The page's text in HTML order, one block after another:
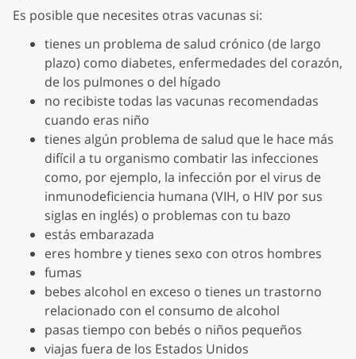
Es posible que necesites otras vacunas si:
tienes un problema de salud crónico (de largo
plazo) como diabetes, enfermedades del corazón,
de los pulmones o del hígado
no recibiste todas las vacunas recomendadas
cuando eras niño
tienes algún problema de salud que le hace más
difícil a tu organismo combatir las infecciones
como, por ejemplo, la infección por el virus de
inmunodeficiencia humana (VIH, o HIV por sus
siglas en inglés) o problemas con tu bazo
estás embarazada
eres hombre y tienes sexo con otros hombres
fumas
bebes alcohol en exceso o tienes un trastorno
relacionado con el consumo de alcohol
pasas tiempo con bebés o niños pequeños
viajas fuera de los Estados Unidos